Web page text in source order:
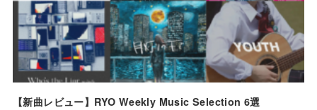
【新曲レビュー】RYO Weekly Music Selection 6選